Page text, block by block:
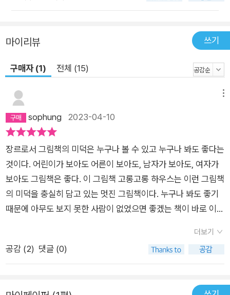
마이리뷰 쓰기
구매자 (1) 전체 (15)
sophung 2023-04-10
장르로서 그림책의 미덕은 누구나 볼 수 있고 누구나 봐도 좋다는
것이다. 어린이가 보아도 어른이 보아도, 남자가 보아도, 여자가
보아도 그림책은 좋다. 이 그림책 고롱고롱 하우스는 이런 그림책
의 미덕을 충실히 담고 있는 멋진 그림책이다. 누구나 봐도 좋기
때문에 아무도 보지 못한 사람이 없었으면 좋겠는 책이 바로 이
한다. 때문에 부모에게 효도해야 한다고 은혜를 갚아야 한다고 느
낀다. 그러면서도 정작 어린아이를 키우는 부모가 어떤 수고를 하
는지는 상상하지 못한다. 실제로 부모가 되어 아이를 돌보기 전까
지는 알지 못하는, 알고 나서는 그 전으로 돌아갈 수 없는 부모의
더보기
공감 (2) 댓글 (0)